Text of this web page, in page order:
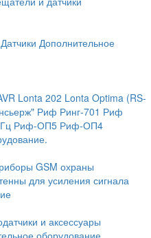
Датчики Дополнительное
Lonta 202 Lonta Optima (RS-
Риф Ринг-701 Риф
Риф-ОП5 Риф-ОП4
GSM охраны
для усиления сигнала
и аксессуары